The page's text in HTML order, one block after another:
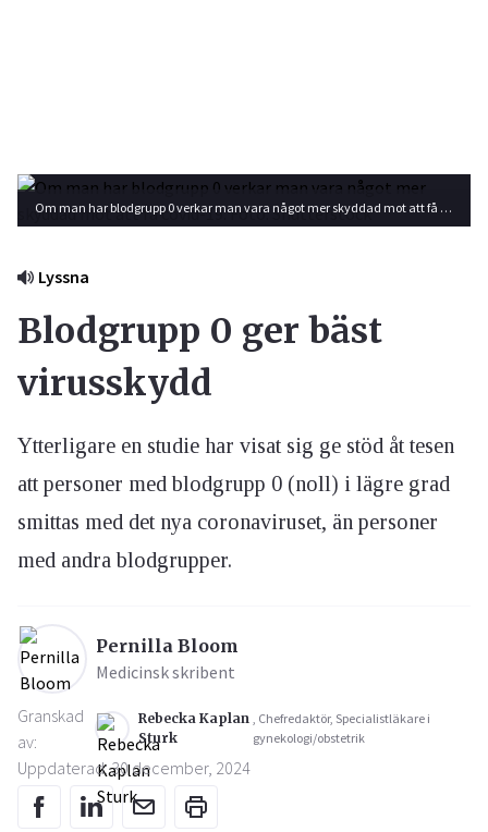
Om man har blodgrupp 0 verkar man vara något mer skyddad mot att få covid-19. Foto: Shutterstock
Lyssna
Blodgrupp 0 ger bäst
virusskydd
Ytterligare en studie har visat sig ge stöd åt tesen
att personer med blodgrupp 0 (noll) i lägre grad
smittas med det nya coronaviruset, än personer
med andra blodgrupper.
Pernilla Bloom
Medicinsk skribent
Granskad
av:
Rebecka Kaplan
Sturk
, Chefredaktör, Specialistläkare i
gynekologi/obstetrik
Uppdaterad: 30 december, 2024